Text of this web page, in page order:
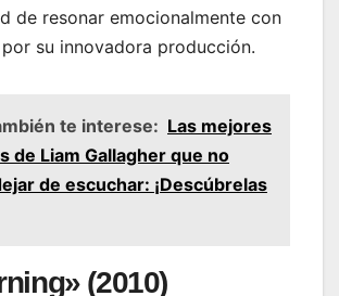
de resonar emocionalmente con
su innovadora producción.
te interese: Las mejores
de Liam Gallagher que no
de escuchar: ¡Descúbrelas
(2010)